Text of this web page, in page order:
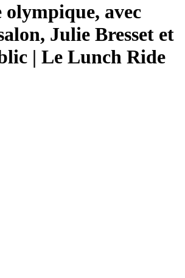
avec
Julie Bresset et
| Le Lunch Ride